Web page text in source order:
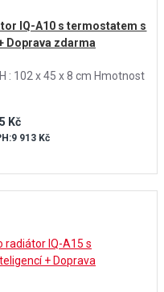
IQ-A10 s termostatem s
Doprava zdarma
: 102 x 45 x 8 cm Hmotnost
Kč
913 Kč